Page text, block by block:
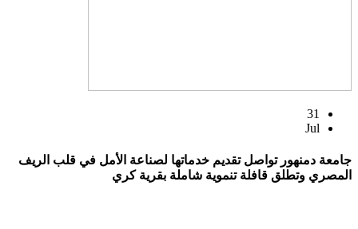
31
Jul
جامعة دمنهور تواصل تقديم خدماتها لصناعة الأمل في قلب الريف
المصري وتطلق قافلة تنموية شاملة بقرية كري